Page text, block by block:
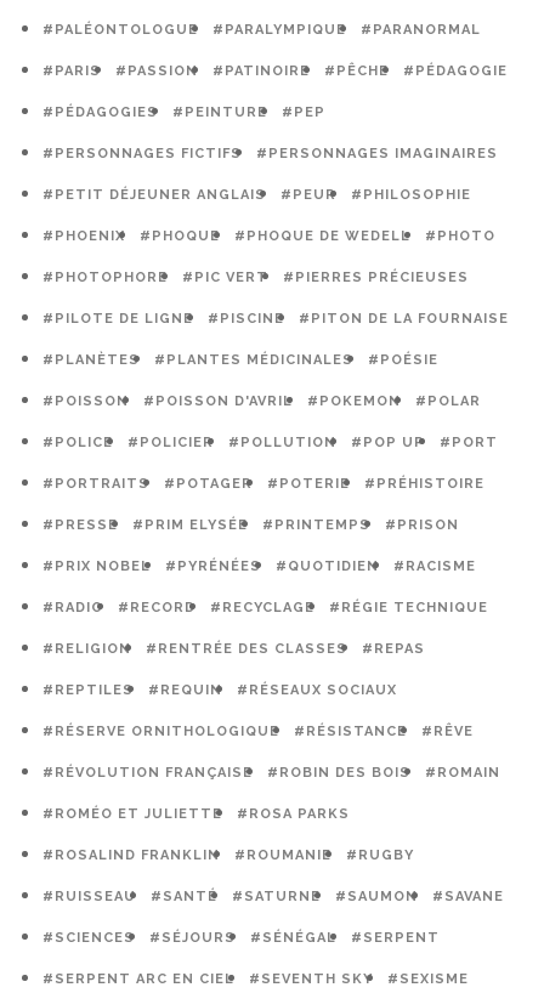
#PALÉONTOLOGUE #PARALYMPIQUE #PARANORMAL
#PARIS #PASSION #PATINOIRE #PÊCHE #PÉDAGOGIE
#PÉDAGOGIES #PEINTURE #PEP
#PERSONNAGES FICTIFS #PERSONNAGES IMAGINAIRES
#PETIT DÉJEUNER ANGLAIS #PEUR #PHILOSOPHIE
#PHOENIX #PHOQUE #PHOQUE DE WEDELL #PHOTO
#PHOTOPHORE #PIC VERT #PIERRES PRÉCIEUSES
#PILOTE DE LIGNE #PISCINE #PITON DE LA FOURNAISE
#PLANÈTES #PLANTES MÉDICINALES #POÉSIE
#POISSON #POISSON D'AVRIL #POKEMON #POLAR
#POLICE #POLICIER #POLLUTION #POP UP #PORT
#PORTRAITS #POTAGER #POTERIE #PRÉHISTOIRE
#PRESSE #PRIM ELYSÉE #PRINTEMPS #PRISON
#PRIX NOBEL #PYRÉNÉES #QUOTIDIEN #RACISME
#RADIO #RECORD #RECYCLAGE #RÉGIE TECHNIQUE
#RELIGION #RENTRÉE DES CLASSES #REPAS
#REPTILES #REQUIN #RÉSEAUX SOCIAUX
#RÉSERVE ORNITHOLOGIQUE #RÉSISTANCE #RÊVE
#RÉVOLUTION FRANÇAISE #ROBIN DES BOIS #ROMAIN
#ROMÉO ET JULIETTE #ROSA PARKS
#ROSALIND FRANKLIN #ROUMANIE #RUGBY
#RUISSEAU #SANTÉ #SATURNE #SAUMON #SAVANE
#SCIENCES #SÉJOURS #SÉNÉGAL #SERPENT
#SERPENT ARC EN CIEL #SEVENTH SKY #SEXISME